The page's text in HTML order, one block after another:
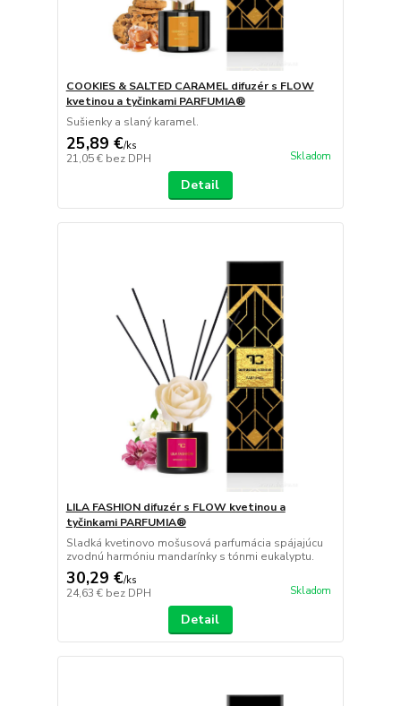
COOKIES & SALTED CARAMEL difuzér s FLOW
kvetinou a tyčinkami PARFUMIA®
Sušienky a slaný karamel.
25,89 €/ks
21,05 € bez DPH Skladom
Detail
LILA FASHION difuzér s FLOW kvetinou a
tyčinkami PARFUMIA®
Sladká kvetinovo mošusová parfumácia spájajúcu
zvodnú harmóniu mandarínky s tónmi eukalyptu.
30,29 €/ks
24,63 € bez DPH Skladom
Detail